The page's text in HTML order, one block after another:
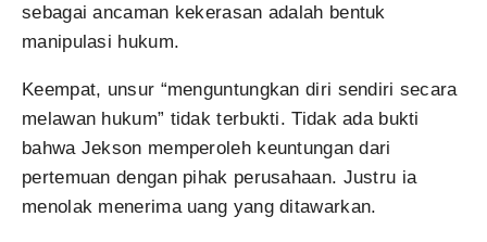
sebagai ancaman kekerasan adalah bentuk
manipulasi hukum.
Keempat, unsur “menguntungkan diri sendiri secara
melawan hukum” tidak terbukti. Tidak ada bukti
bahwa Jekson memperoleh keuntungan dari
pertemuan dengan pihak perusahaan. Justru ia
menolak menerima uang yang ditawarkan.